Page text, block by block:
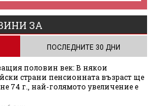
ЗА
ПОСЛЕДНИТЕ 30 ДНИ
половин век: В някои
страни пенсионната възраст ще
74 г., най-голямото увеличение е